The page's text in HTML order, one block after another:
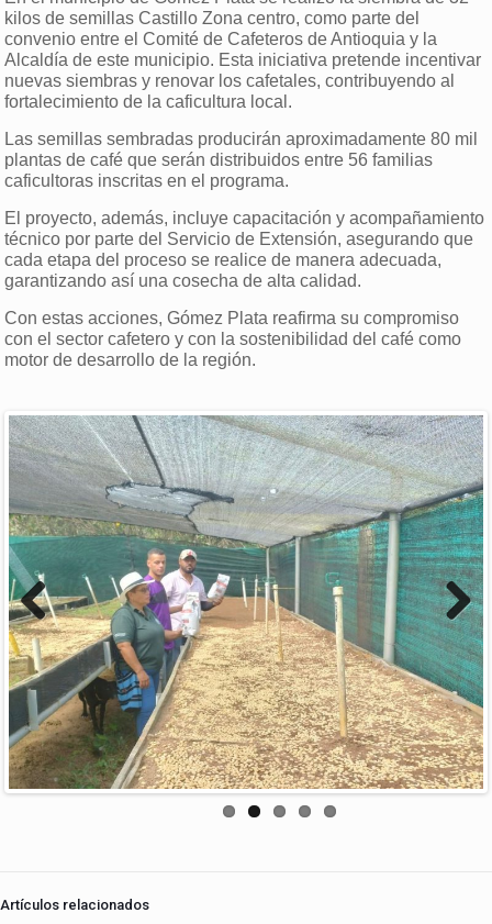
kilos de semillas Castillo Zona centro, como parte del
convenio entre el Comité de Cafeteros de Antioquia y la
Alcaldía de este municipio. Esta iniciativa pretende incentivar
nuevas siembras y renovar los cafetales, contribuyendo al
fortalecimiento de la caficultura local.
Las semillas sembradas producirán aproximadamente 80 mil
plantas de café que serán distribuidos entre 56 familias
caficultoras inscritas en el programa.
El proyecto, además, incluye capacitación y acompañamiento
técnico por parte del Servicio de Extensión, asegurando que
cada etapa del proceso se realice de manera adecuada,
garantizando así una cosecha de alta calidad.
Con estas acciones, Gómez Plata reafirma su compromiso
con el sector cafetero y con la sostenibilidad del café como
motor de desarrollo de la región.
Previous Next
Artículos relacionados